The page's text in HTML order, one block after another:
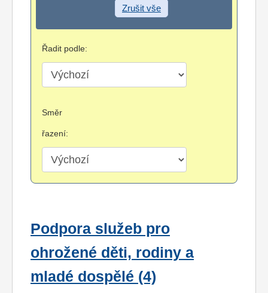
Zrušit vše
Řadit podle:
Směr
řazení:
Podpora služeb pro
ohrožené děti, rodiny a
mladé dospělé (4)